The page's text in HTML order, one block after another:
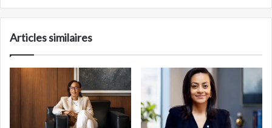
Articles similaires